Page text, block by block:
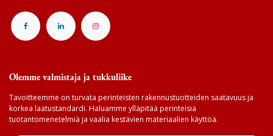
Olemme valmistaja ja tukkuliike
Tavoitteemme on turvata perinteisten rakennustuotteiden saatavuus ja
korkea laatustandardi. Haluamme ylläpitää perinteisiä
tuotantomenetelmiä ja vaalia kestävien materiaalien käyttöä.